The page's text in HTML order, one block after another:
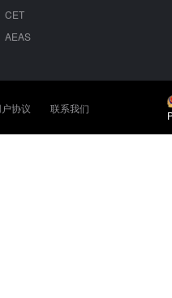
CET
AEAS
协议 联系我们